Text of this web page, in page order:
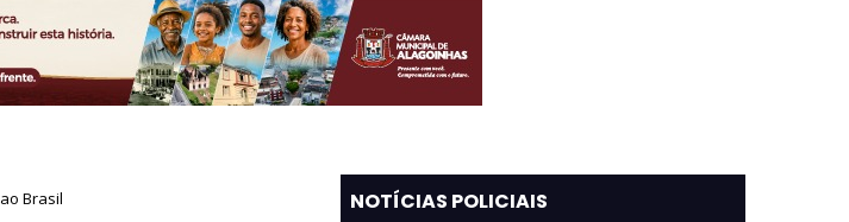
Brasil NOTÍCIAS POLICIAIS